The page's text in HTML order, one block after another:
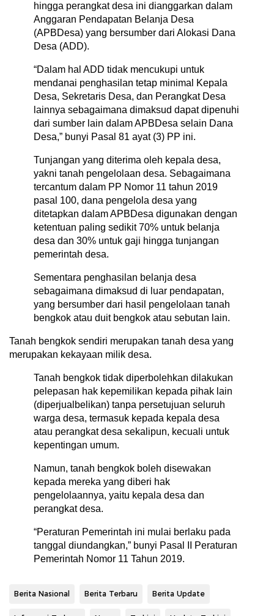
hingga perangkat desa ini dianggarkan dalam
Anggaran Pendapatan Belanja Desa
(APBDesa) yang bersumber dari Alokasi Dana
Desa (ADD).
“Dalam hal ADD tidak mencukupi untuk
mendanai penghasilan tetap minimal Kepala
Desa, Sekretaris Desa, dan Perangkat Desa
lainnya sebagaimana dimaksud dapat dipenuhi
dari sumber lain dalam APBDesa selain Dana
Desa,” bunyi Pasal 81 ayat (3) PP ini.
Tunjangan yang diterima oleh kepala desa,
yakni tanah pengelolaan desa. Sebagaimana
tercantum dalam PP Nomor 11 tahun 2019
pasal 100, dana pengelola desa yang
ditetapkan dalam APBDesa digunakan dengan
ketentuan paling sedikit 70% untuk belanja
desa dan 30% untuk gaji hingga tunjangan
pemerintah desa.
Sementara penghasilan belanja desa
sebagaimana dimaksud di luar pendapatan,
yang bersumber dari hasil pengelolaan tanah
bengkok atau duit bengkok atau sebutan lain.
Tanah bengkok sendiri merupakan tanah desa yang
merupakan kekayaan milik desa.
Tanah bengkok tidak diperbolehkan dilakukan
pelepasan hak kepemilikan kepada pihak lain
(diperjualbelikan) tanpa persetujuan seluruh
warga desa, termasuk kepada kepala desa
atau perangkat desa sekalipun, kecuali untuk
kepentingan umum.
Namun, tanah bengkok boleh disewakan
kepada mereka yang diberi hak
pengelolaannya, yaitu kepala desa dan
perangkat desa.
“Peraturan Pemerintah ini mulai berlaku pada
tanggal diundangkan,” bunyi Pasal II Peraturan
Pemerintah Nomor 11 Tahun 2019.
Berita Nasional Berita Terbaru Berita Update